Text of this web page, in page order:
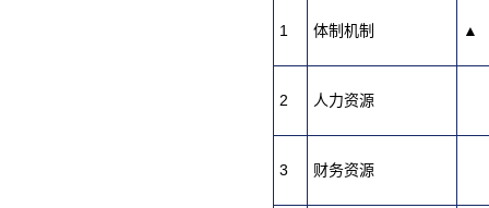
1 体制机制 ▲
2 人力资源
3 财务资源